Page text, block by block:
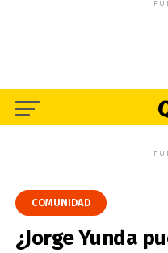
COMUNIDAD
¿Jorge Yunda